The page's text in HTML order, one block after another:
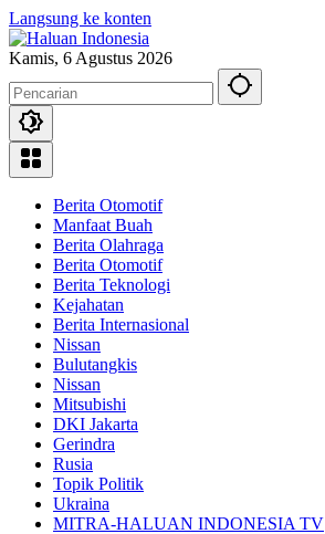
Langsung ke konten
Kamis, 6 Agustus 2026
Berita Otomotif
Manfaat Buah
Berita Olahraga
Berita Otomotif
Berita Teknologi
Kejahatan
Berita Internasional
Nissan
Bulutangkis
Nissan
Mitsubishi
DKI Jakarta
Gerindra
Rusia
Topik Politik
Ukraina
MITRA-HALUAN INDONESIA TV